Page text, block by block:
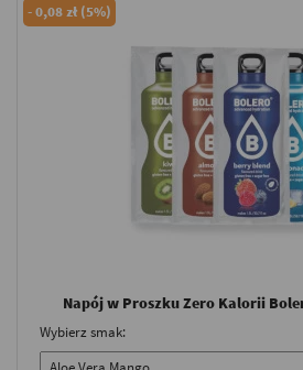
-0,08 zł (5%)
Napój w Proszku Zero Kalorii
Wybierz smak: